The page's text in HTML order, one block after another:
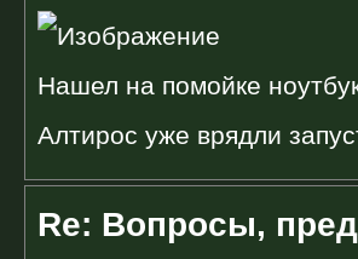
Нашел на помойке
Алтирос уже врядли
Re: Вопросы,